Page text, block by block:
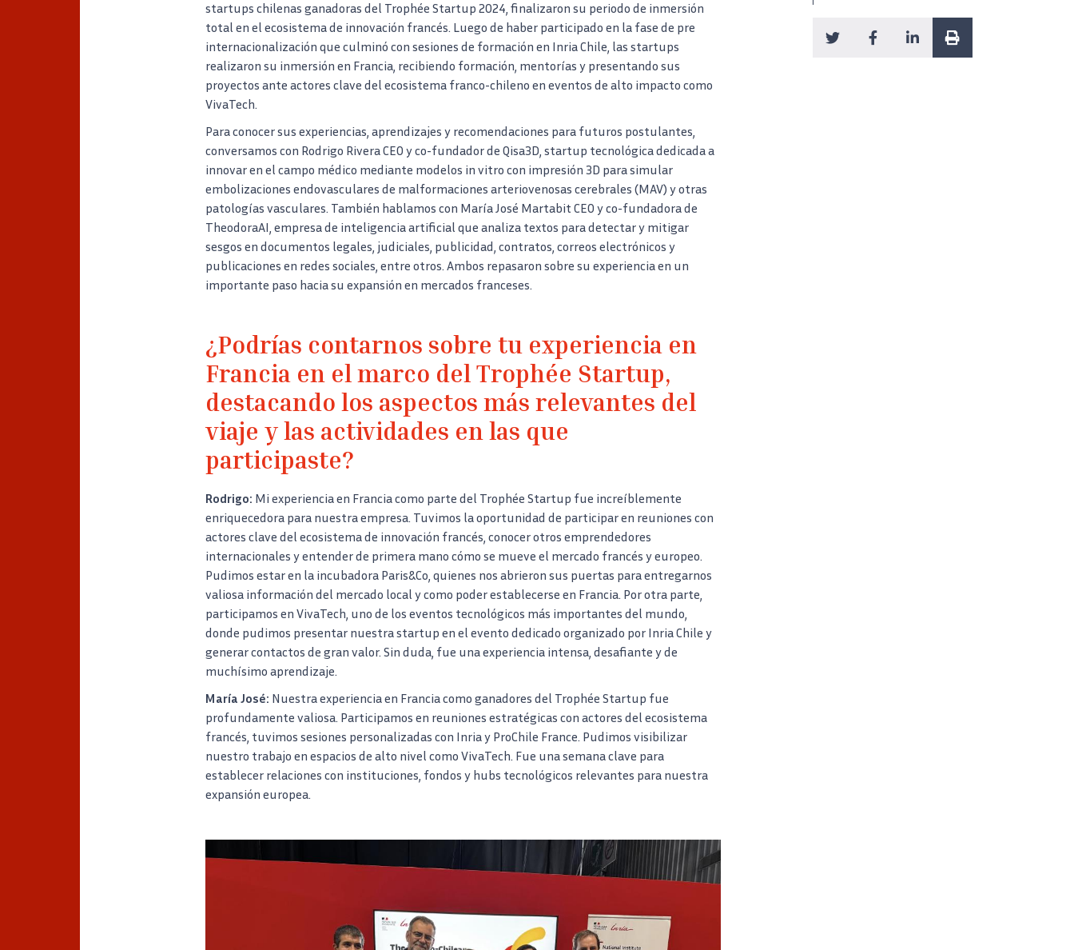
startups chilenas ganadoras del Trophée Startup 2024, finalizaron su periodo de inmersión
total en el ecosistema de innovación francés. Luego de haber participado en la fase de pre
internacionalización que culminó con sesiones de formación en Inria Chile, las startups
realizaron su inmersión en Francia, recibiendo formación, mentorías y presentando sus
proyectos ante actores clave del ecosistema franco-chileno en eventos de alto impacto como
VivaTech.
Para conocer sus experiencias, aprendizajes y recomendaciones para futuros postulantes,
conversamos con Rodrigo Rivera CEO y co-fundador de Qisa3D, startup tecnológica dedicada a
innovar en el campo médico mediante modelos in vitro con impresión 3D para simular
embolizaciones endovasculares de malformaciones arteriovenosas cerebrales (MAV) y otras
patologías vasculares. También hablamos con María José Martabit CEO y co-fundadora de
TheodoraAI, empresa de inteligencia artificial que analiza textos para detectar y mitigar
sesgos en documentos legales, judiciales, publicidad, contratos, correos electrónicos y
publicaciones en redes sociales, entre otros. Ambos repasaron sobre su experiencia en un
importante paso hacia su expansión en mercados franceses.
¿Podrías contarnos sobre tu experiencia en
Francia en el marco del Trophée Startup,
destacando los aspectos más relevantes del
viaje y las actividades en las que
participaste?
Rodrigo: Mi experiencia en Francia como parte del Trophée Startup fue increíblemente
enriquecedora para nuestra empresa. Tuvimos la oportunidad de participar en reuniones con
actores clave del ecosistema de innovación francés, conocer otros emprendedores
internacionales y entender de primera mano cómo se mueve el mercado francés y europeo.
Pudimos estar en la incubadora Paris&Co, quienes nos abrieron sus puertas para entregarnos
valiosa información del mercado local y como poder establecerse en Francia. Por otra parte,
participamos en VivaTech, uno de los eventos tecnológicos más importantes del mundo,
donde pudimos presentar nuestra startup en el evento dedicado organizado por Inria Chile y
generar contactos de gran valor. Sin duda, fue una experiencia intensa, desafiante y de
muchísimo aprendizaje.
María José: Nuestra experiencia en Francia como ganadores del Trophée Startup fue
profundamente valiosa. Participamos en reuniones estratégicas con actores del ecosistema
francés, tuvimos sesiones personalizadas con Inria y ProChile France. Pudimos visibilizar
nuestro trabajo en espacios de alto nivel como VivaTech. Fue una semana clave para
establecer relaciones con instituciones, fondos y hubs tecnológicos relevantes para nuestra
expansión europea.